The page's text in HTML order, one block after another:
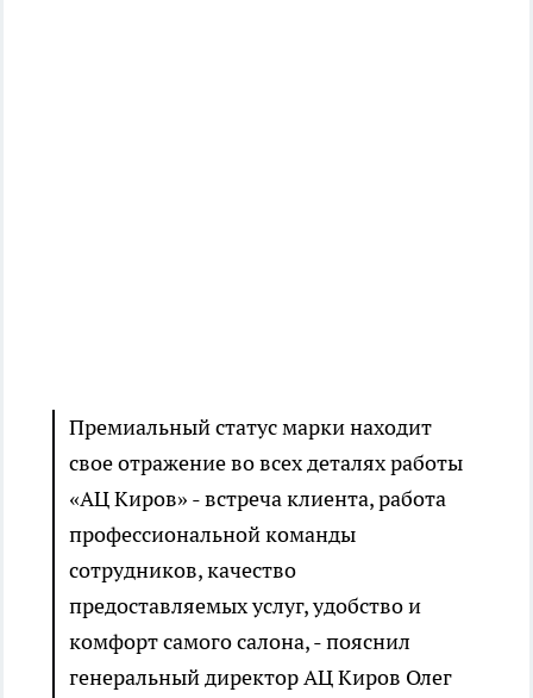
Премиальный статус марки находит
свое отражение во всех деталях работы
«АЦ Киров» - встреча клиента, работа
профессиональной команды
сотрудников, качество
предоставляемых услуг, удобство и
комфорт самого салона, - пояснил
генеральный директор АЦ Киров Олег